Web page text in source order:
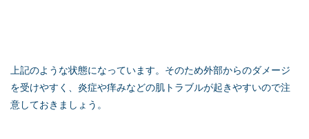
上記のような状態になっています。そのため外部からのダメージ
を受けやすく、炎症や痒みなどの肌トラブルが起きやすいので注
意しておきましょう。